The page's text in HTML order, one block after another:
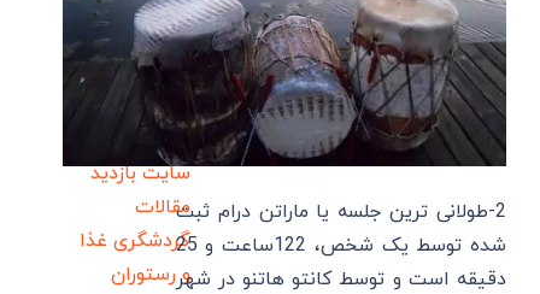
2-طولانی ترین جلسه یا ماراتن درام ثبت
شده توسط یک شخص، 122ساعت و 25
دقیقه است و توسط کانتو هاتنو در شهر
سایت بازدید
مقالات
گردشگری غذا
و رستوران